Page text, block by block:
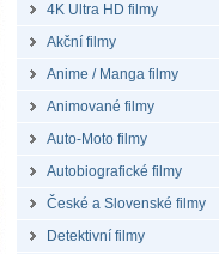
4K Ultra HD filmy
Akční filmy
Anime / Manga filmy
Animované filmy
Auto-Moto filmy
Autobiografické filmy
České a Slovenské filmy
Detektivní filmy